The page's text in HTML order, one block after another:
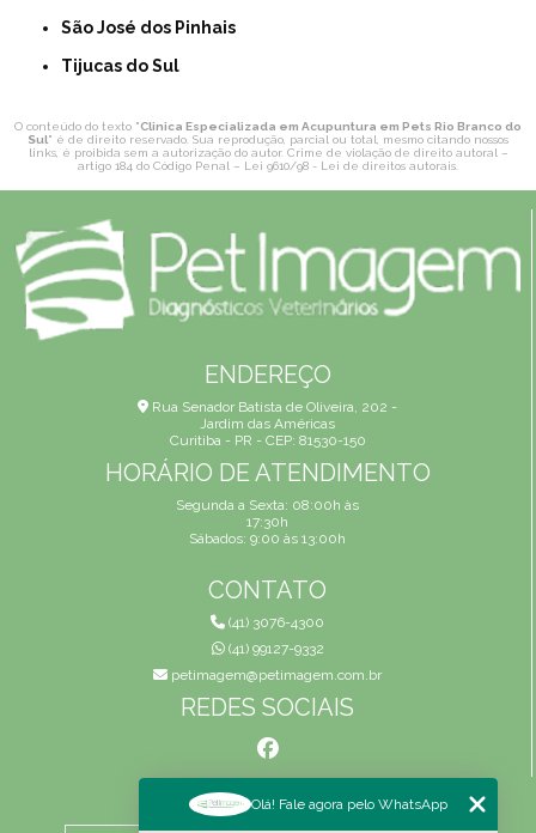
São José dos Pinhais
Tijucas do Sul
O conteúdo do texto "Clinica Especializada em Acupuntura em Pets Rio Branco do
Sul" é de direito reservado. Sua reprodução, parcial ou total, mesmo citando nossos
links, é proibida sem a autorização do autor. Crime de violação de direito autoral –
artigo 184 do Código Penal – Lei 9610/98 - Lei de direitos autorais
ENDEREÇO
Rua Senador Batista de Oliveira, 202 -
Jardim das Américas
Curitiba - PR - CEP: 81530-150
HORÁRIO DE ATENDIMENTO
Segunda a Sexta: 08:00h às
17:30h
Sábados: 9:00 às 13:00h
CONTATO
(41) 3076-4300
(41) 99127-9332
petimagem@petimagem.com.br
REDES SOCIAIS
MENU
Olá! Fale agora pelo WhatsApp